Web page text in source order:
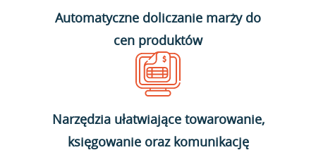
Automatyczne doliczanie marży do
cen produktów
Narzędzia ułatwiające towarowanie,
księgowanie oraz komunikację